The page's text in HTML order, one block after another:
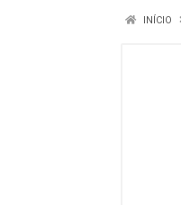
INÍCIO